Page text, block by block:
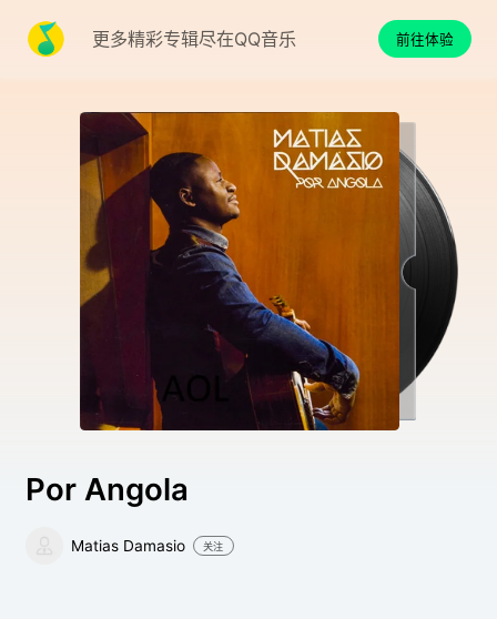
更多精彩专辑尽在QQ音乐 前往体验
Por Angola
Matias Damasio 关注